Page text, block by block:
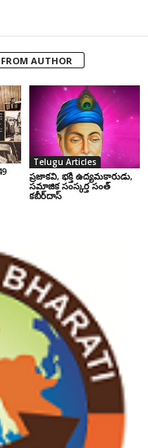
AUTHOR
Telugu Articles
ప్రజాకవి, భక్తి ఉద్యమకారుడు,
సమాజిక సంస్కర్త సంత్‌
కబీర్‌దాస్‌